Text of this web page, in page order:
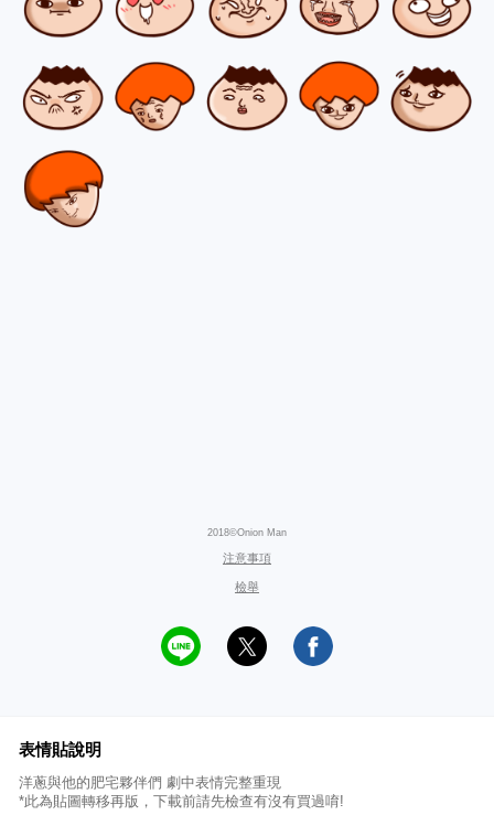
2018©Onion Man
注意事項
檢舉
表情貼說明
洋蔥與他的肥宅夥伴們 劇中表情完整重現
*此為貼圖轉移再版，下載前請先檢查有沒有買過唷!